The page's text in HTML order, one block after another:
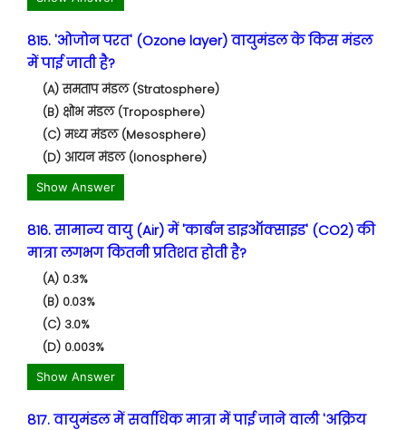
815. 'ओजोन परत' (Ozone layer) वायुमंडल के किस मंडल
में पाई जाती है?
(A) समताप मंडल (Stratosphere)
(B) क्षोभ मंडल (Troposphere)
(C) मध्य मंडल (Mesosphere)
(D) आयन मंडल (Ionosphere)
Show Answer
816. सामान्य वायु (Air) में 'कार्बन डाइऑक्साइड' (CO2) की
मात्रा लगभग कितनी प्रतिशत होती है?
(A) 0.3%
(B) 0.03%
(C) 3.0%
(D) 0.003%
Show Answer
817. वायुमंडल में सर्वाधिक मात्रा में पाई जाने वाली 'अक्रिय